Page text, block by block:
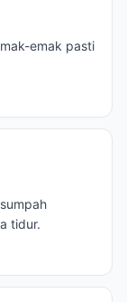
emak pasti
tidur.